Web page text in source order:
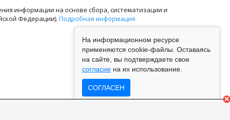
информации на основе сбора, систематизации и
Федерации). Подробная информация
На информационном ресурсе
применяются cookie-файлы. Оставаясь
на сайте, вы подтверждаете свое
согласие на их использование.
СОГЛАСЕН